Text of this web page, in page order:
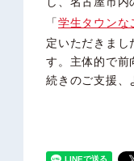
「学生タウンな
定いただきまし
す。主体的で前
続きのご支援、